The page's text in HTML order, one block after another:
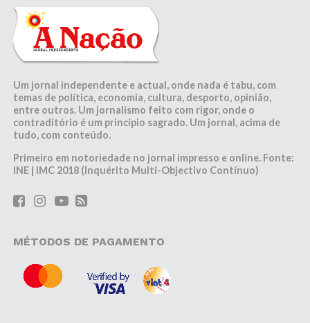
Um jornal independente e actual, onde nada é tabu, com
temas de política, economia, cultura, desporto, opinião,
entre outros. Um jornalismo feito com rigor, onde o
contraditório é um princípio sagrado. Um jornal, acima de
tudo, com conteúdo.
Primeiro em notoriedade no jornal impresso e online. Fonte:
INE | IMC 2018 (Inquérito Multi-Objectivo Contínuo)
MÉTODOS DE PAGAMENTO